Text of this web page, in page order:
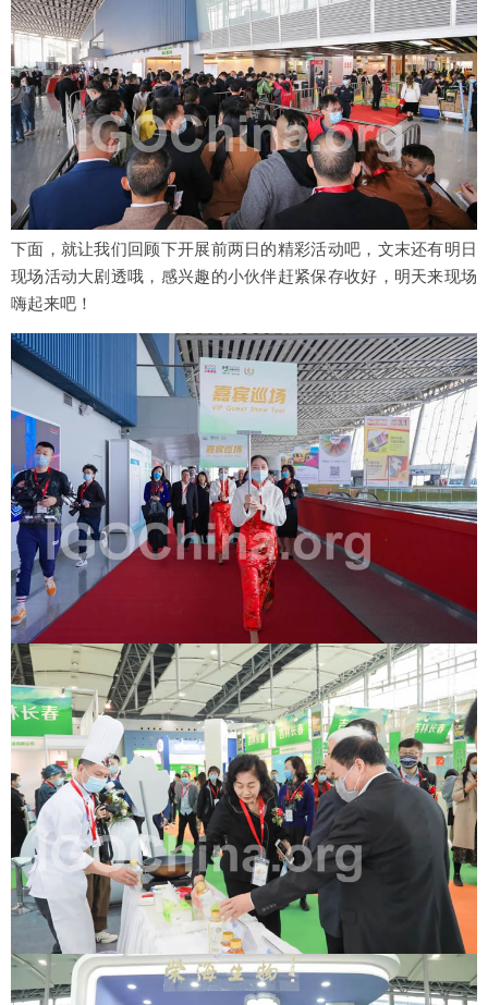
下面，就让我们回顾下开展前两日的精彩活动吧，文末还有明日
现场活动大剧透哦，感兴趣的小伙伴赶紧保存收好，明天来现场
嗨起来吧！